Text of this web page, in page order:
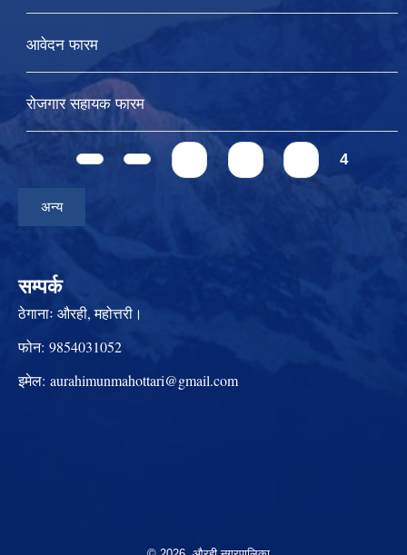
आवेदन फारम
रोजगार सहायक फारम
Pages 4
अन्य
सम्पर्क
ठेगानाः औरही, महोत्तरी।
फोन: 9854031052
इमेल: aurahimunmahottari@gmail.com